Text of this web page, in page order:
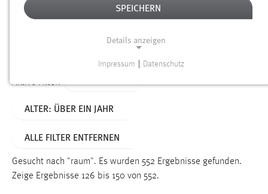
Alter
Aktive Filter:
ALTER: ÜBER EIN JAHR
ALLE FILTER ENTFERNEN
Gesucht nach "raum". Es wurden 552 Ergebnisse gefunden.
Zeige Ergebnisse 126 bis 150 von 552.
SPEICHERN
Details anzeigen
Funktionen und sind für die einwandfreie Funktion der
Name:
Impressum Datenschutz